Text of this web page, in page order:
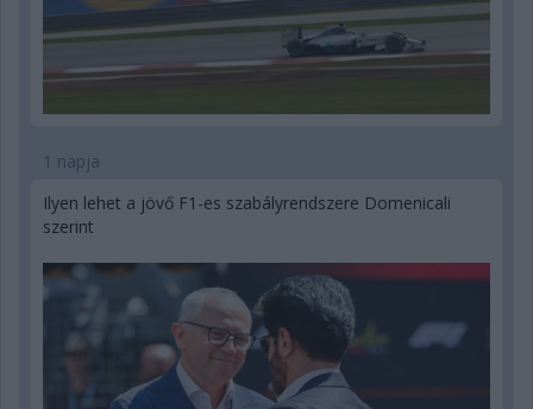
1 napja
Ilyen lehet a jövő F1-es szabályrendszere Domenicali
szerint